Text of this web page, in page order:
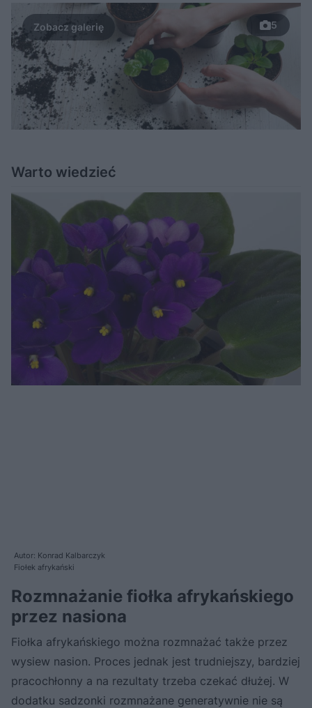
5
Warto wiedzieć
Autor: Konrad Kalbarczyk
Fiołek afrykański
Rozmnażanie fiołka afrykańskiego
przez nasiona
Fiołka afrykańskiego można rozmnażać także przez
wysiew nasion. Proces jednak jest trudniejszy, bardziej
pracochłonny a na rezultaty trzeba czekać dłużej. W
dodatku sadzonki rozmnażane generatywnie nie są